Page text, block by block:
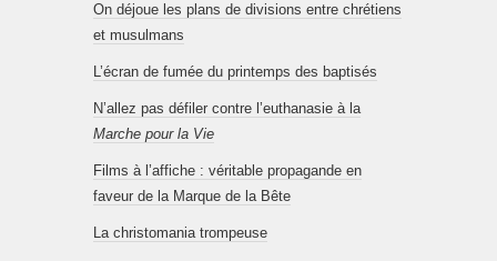
On déjoue les plans de divisions entre chrétiens
et musulmans
L’écran de fumée du printemps des baptisés
N’allez pas défiler contre l’euthanasie à la
Marche pour la Vie
Films à l’affiche : véritable propagande en
faveur de la Marque de la Bête
La christomania trompeuse